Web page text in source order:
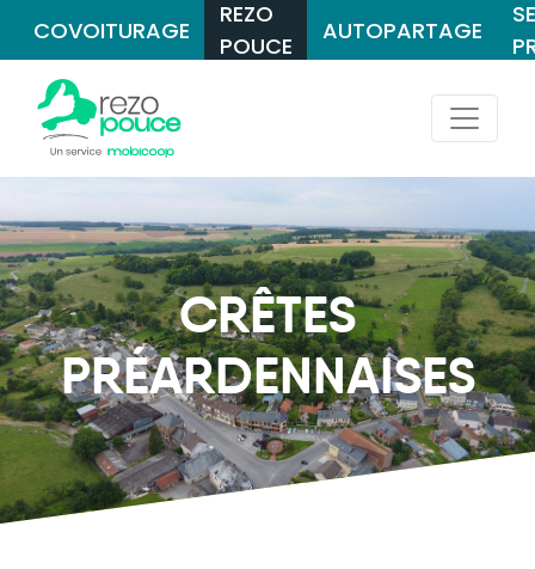
COVOITURAGE
REZO
POUCE
AUTOPARTAGE
CRÊTES
PRÉARDENNAISES